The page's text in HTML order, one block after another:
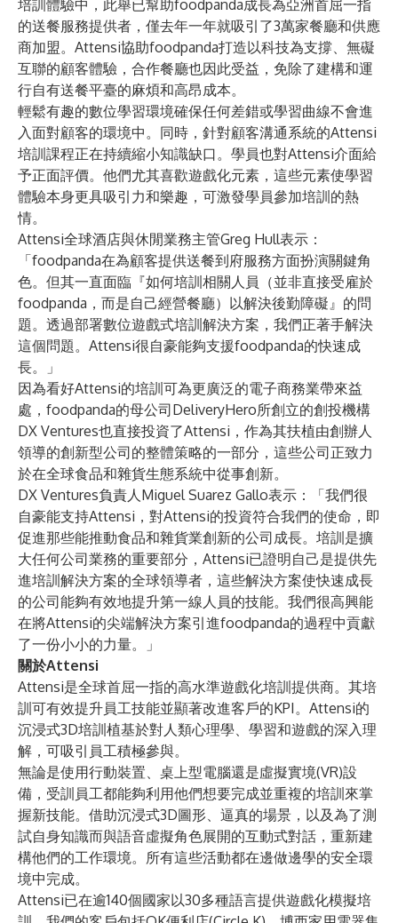
培訓體驗中，此舉已幫助foodpanda成長為亞洲首屈一指
的送餐服務提供者，僅去年一年就吸引了3萬家餐廳和供應
商加盟。Attensi協助foodpanda打造以科技為支撐、無礙
互聯的顧客體驗，合作餐廳也因此受益，免除了建構和運
行自有送餐平臺的麻煩和高昂成本。
輕鬆有趣的數位學習環境確保任何差錯或學習曲線不會進
入面對顧客的環境中。同時，針對顧客溝通系統的Attensi
培訓課程正在持續縮小知識缺口。學員也對Attensi介面給
予正面評價。他們尤其喜歡遊戲化元素，這些元素使學習
體驗本身更具吸引力和樂趣，可激發學員參加培訓的熱
情。
Attensi全球酒店與休閒業務主管Greg Hull表示：
「foodpanda在為顧客提供送餐到府服務方面扮演關鍵角
色。但其一直面臨『如何培訓相關人員（並非直接受雇於
foodpanda，而是自己經營餐廳）以解決後勤障礙』的問
題。透過部署數位遊戲式培訓解決方案，我們正著手解決
這個問題。Attensi很自豪能夠支援foodpanda的快速成
長。」
因為看好Attensi的培訓可為更廣泛的電子商務業帶來益
處，foodpanda的母公司DeliveryHero所創立的創投機構
DX Ventures也直接投資了Attensi，作為其扶植由創辦人
領導的創新型公司的整體策略的一部分，這些公司正致力
於在全球食品和雜貨生態系統中從事創新。
DX Ventures負責人Miguel Suarez Gallo表示：「我們很
自豪能支持Attensi，對Attensi的投資符合我們的使命，即
促進那些能推動食品和雜貨業創新的公司成長。培訓是擴
大任何公司業務的重要部分，Attensi已證明自己是提供先
進培訓解決方案的全球領導者，這些解決方案使快速成長
的公司能夠有效地提升第一線人員的技能。我們很高興能
在將Attensi的尖端解決方案引進foodpanda的過程中貢獻
了一份小小的力量。」
關於Attensi
Attensi是全球首屈一指的高水準遊戲化培訓提供商。其培
訓可有效提升員工技能並顯著改進客戶的KPI。Attensi的
沉浸式3D培訓植基於對人類心理學、學習和遊戲的深入理
解，可吸引員工積極參與。
無論是使用行動裝置、桌上型電腦還是虛擬實境(VR)設
備，受訓員工都能夠利用他們想要完成並重複的培訓來掌
握新技能。借助沉浸式3D圖形、逼真的場景，以及為了測
試自身知識而與語音虛擬角色展開的互動式對話，重新建
構他們的工作環境。所有這些活動都在邊做邊學的安全環
境中完成。
Attensi已在逾140個國家以30多種語言提供遊戲化模擬培